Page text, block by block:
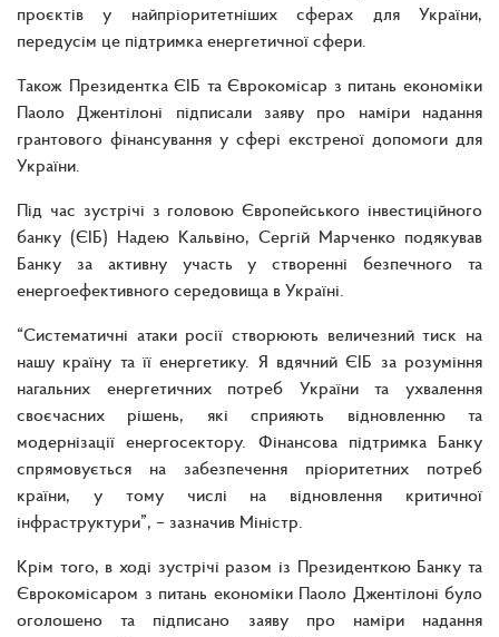
проєктів у найпріоритетніших сферах для України,
передусім це підтримка енергетичної сфери.
Також Президентка ЄІБ та Єврокомісар з питань економіки
Паоло Джентілоні підписали заяву про наміри надання
грантового фінансування у сфері екстреної допомоги для
України.
Під час зустрічі з головою Європейського інвестиційного
банку (ЄІБ) Надею Кальвіно, Сергій Марченко подякував
Банку за активну участь у створенні безпечного та
енергоефективного середовища в Україні.
“Систематичні атаки росії створюють величезний тиск на
нашу країну та її енергетику. Я вдячний ЄІБ за розуміння
нагальних енергетичних потреб України та ухвалення
своєчасних рішень, які сприяють відновленню та
модернізації енергосектору. Фінансова підтримка Банку
спрямовується на забезпечення пріоритетних потреб
країни, у тому числі на відновлення критичної
інфраструктури”, – зазначив Міністр.
Крім того, в ході зустрічі разом із Президенткою Банку та
Єврокомісаром з питань економіки Паоло Джентілоні було
оголошено та підписано заяву про наміри надання